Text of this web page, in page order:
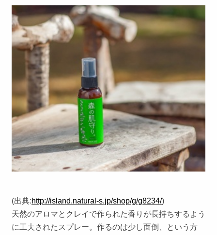
(出典:http://island.natural-s.jp/shop/g/g8234/)
天然のアロマとクレイで作られた香りが長持ちするよう
に工夫されたスプレー。作るのは少し面倒、という方